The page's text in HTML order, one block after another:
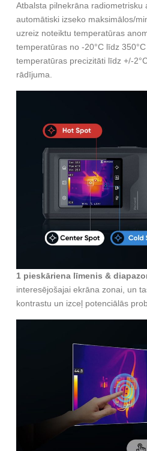
Atbalsta pilnekrāna radiometrisku
automātiski izseko maksimālos/
uzreiz noteiktu temperatūras
temperatūras no -20°C līdz
temperatūras precizitāti līdz +/-
rādījuma.
1 pieskāriena līmenis &
interesējošajai ekrāna zonai, un
kontrastu un izceļ potenciālās